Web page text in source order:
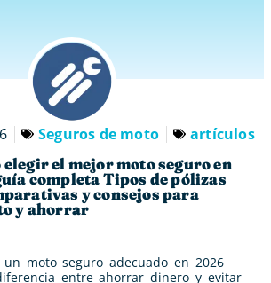
Seguros de moto artículos
elegir el mejor moto seguro en
completa Tipos de pólizas
y consejos para
y ahorrar
moto seguro adecuado en 2026
entre ahorrar dinero y evitar